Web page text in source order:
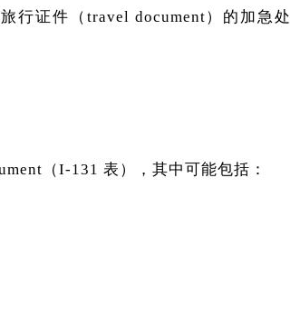
行证件（travel document）的加急处
（I-131 表），其中可能包括：